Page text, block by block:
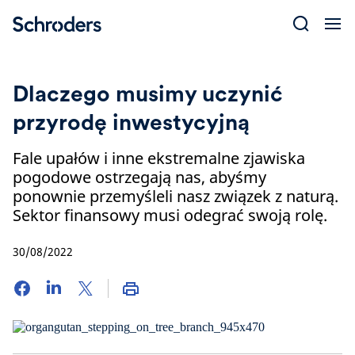
Dlaczego musimy uczynić
przyrodę inwestycyjną
Fale upałów i inne ekstremalne zjawiska
pogodowe ostrzegają nas, abyśmy
ponownie przemyśleli nasz związek z naturą.
Sektor finansowy musi odegrać swoją rolę.
30/08/2022